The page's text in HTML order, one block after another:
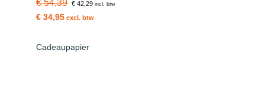
€ 54,39 € 42,29incl. btw
€ 34,95 excl. btw
Cadeaupapier